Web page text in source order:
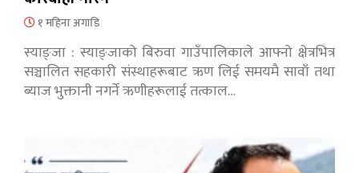
१ महिना अगाडि
स्याङ्जा : स्याङ्जाको बिरुवा गाउँपालिकाले आफ्नो क्षेत्रभित्र
सञ्चालित सहकारी संस्थाहरूबाट ऋण लिई समयमै सावाँ तथा
ब्याज भुक्तानी नगर्ने ऋणीहरूलाई तत्काल…